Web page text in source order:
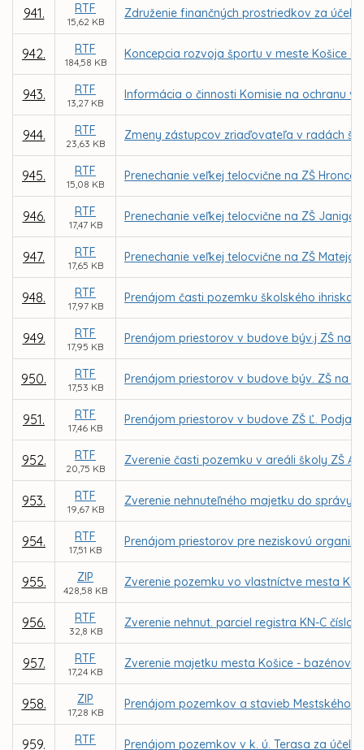
941. RTF
15,62 KB
Združenie finančných prostriedkov za
942. RTF
184,58 KB
Koncepcia rozvoja športu v meste Košice
943. RTF
13,27 KB
Informácia o činnosti Komisie na ochranu
944. RTF
23,63 KB
Zmeny zástupcov zriaďovateľa v radách
945. RTF
15,08 KB
Prenechanie veľkej telocvične na ZŠ
946. RTF
17,47 KB
Prenechanie veľkej telocvične na ZŠ
947. RTF
17,65 KB
Prenechanie veľkej telocvične na ZŠ
948. RTF
17,97 KB
Prenájom časti pozemku školského ihriska
949. RTF
17,95 KB
Prenájom priestorov v budove býv.j ZŠ na
950. RTF
17,53 KB
Prenájom priestorov v budove býv. ZŠ na
951. RTF
17,46 KB
Prenájom priestorov v budove ZŠ Ľ.
952. RTF
20,75 KB
Zverenie časti pozemku v areáli školy ZŠ
953. RTF
19,67 KB
Zverenie nehnuteľného majetku do správy
954. RTF
17,51 KB
Prenájom priestorov pre neziskovú
955. ZIP
428,58 KB
Zverenie pozemku vo vlastníctve mesta
956. RTF
32,8 KB
Zverenie nehnut. parciel registra KN-C
957. RTF
17,24 KB
Zverenie majetku mesta Košice -
958. ZIP
17,28 KB
Prenájom pozemkov a stavieb Mestského
959. RTF Prenájom pozemkov v k. ú. Terasa za